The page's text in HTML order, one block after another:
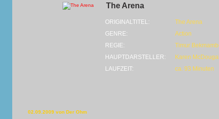
The Arena
ORIGINALTITEL:
The Arena
GENRE:
Action
REGIE:
Timur
HAUPTDARSTELLER:
Karen
LAUFZEIT:
ca. 93 Minuten
02.09.2009 von Der Ohm